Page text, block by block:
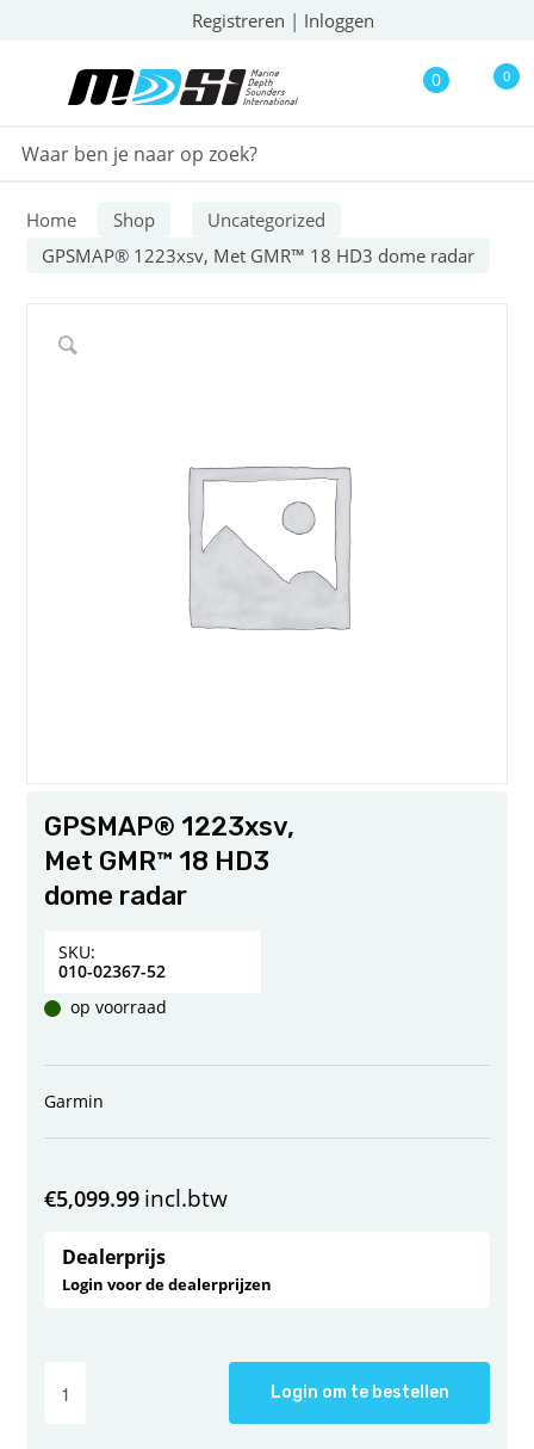
Registreren | Inloggen
0 0
Home Shop
Uncategorized
GPSMAP® 1223xsv, Met GMR™ 18 HD3 dome radar
GPSMAP® 1223xsv,
Met GMR™ 18 HD3
dome radar
SKU:
010-02367-52
op voorraad
Garmin
€5,099.99 incl.btw
Dealerprijs
Login voor de dealerprijzen
Login om te bestellen